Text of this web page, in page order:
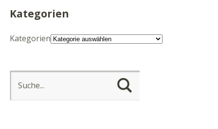
Kategorien
Kategorien